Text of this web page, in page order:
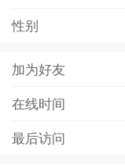
性别
加为好友
在线时间
最后访问